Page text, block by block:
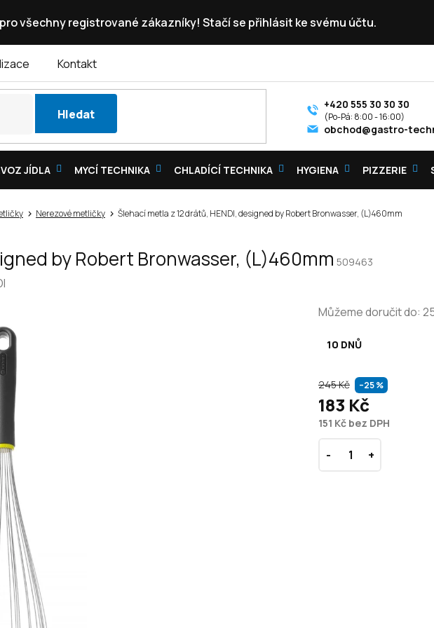
pro všechny registrované zákazníky! Stačí se přihlásit ke svému účtu.
Kontakt
Hledat
+420 555 30 30 30
obchod@gastro-
JÍDLA MYCÍ TECHNIKA CHLADÍCÍ TECHNIKA HYGIENA PIZZERIE
Nerezové metličky Šlehací metla z 12 drátů, HENDI, designed by Robert Bronwasser, (L)460mm
by Robert Bronwasser, (L)460mm 509463
245 Kč –25 %
183 Kč
151 Kč bez DPH
10 DNŮ
Můžeme doručit do: